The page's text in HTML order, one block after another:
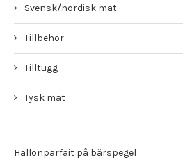
Svensk/nordisk mat
Tillbehör
Tilltugg
Tysk mat
Hallonparfait på bärspegel